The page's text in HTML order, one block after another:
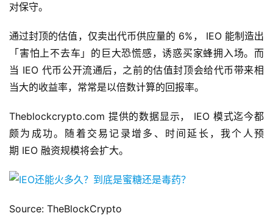
对保守。
通过封顶的估值，仅卖出代币供应量的 6%， IEO 能制造出
「害怕上不去车」的巨大恐慌感，诱惑买家蜂拥入场。而
当 IEO 代币公开流通后，之前的估值封顶会给代币带来相
当大的收益率，常常是以倍数计算的回报率。
Theblockcrypto.com 提供的数据显示， IEO 模式迄今都
颇为成功。随着交易记录增多、时间延长，我个人预
期 IEO 融资规模将会扩大。
Source: TheBlockCrypto